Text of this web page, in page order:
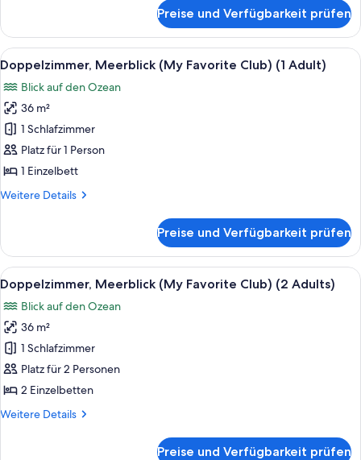
Child
anzeigen
Frontal
Ocean
View
Adults
+
Child
Preise und Verfügbarkeit prüfen
Alle
Fotos
für
Doppelzimmer,
Meerblick
(My
Favorite
(1
Ein Hotelzimmer mit Bett,
3
Doppelzimmer, Meerblick (My Favorite Club) (1 Adult)
Blick auf den Ozean
36 m²
1 Schlafzimmer
Platz für 1 Person
1 Einzelbett
Weitere Details
Weitere
Meerblick
(My
Favorite
Club)
(1
Adult)
Preise und Verfügbarkeit prüfen
Alle
Fotos
für
Doppelzimmer,
Meerblick
(My
Favorite
(2
Ein Hotelzimmer mit Bett,
3
Doppelzimmer, Meerblick (My Favorite Club) (2 Adults)
Blick auf den Ozean
36 m²
1 Schlafzimmer
Platz für 2 Personen
2 Einzelbetten
Weitere Details
Weitere
Preise und Verfügbarkeit prüfen